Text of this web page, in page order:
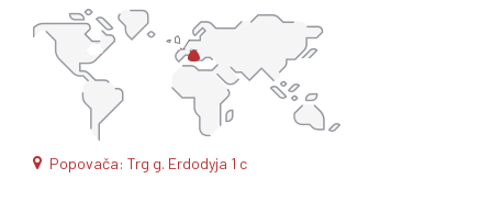
Popovača: Trg g. Erdodyja 1 c